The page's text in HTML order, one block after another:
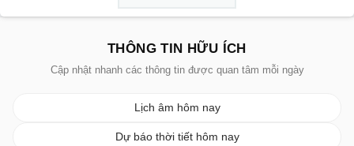
THÔNG TIN HỮU ÍCH
Cập nhật nhanh các thông tin được quan tâm mỗi ngày
Lịch âm hôm nay
Dự báo thời tiết hôm nay